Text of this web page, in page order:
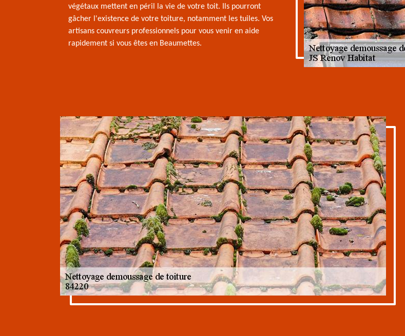
végétaux mettent en péril la vie de votre toit. Ils pourront
gâcher l'existence de votre toiture, notamment les tuiles. Vos
artisans couvreurs professionnels pour vous venir en aide
rapidement si vous êtes en Beaumettes.